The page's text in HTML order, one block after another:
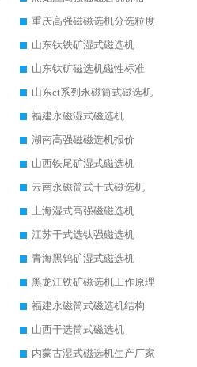
重庆高强磁磁选机分选粒度
山东钛铁矿湿式磁选机
山东钛矿磁选机磁性标准
山东ct系列永磁筒式磁选机
福建永磁湿式磁选机
湖南高强磁磁选机报价
山西铁尾矿湿式磁选机
云南永磁筒式干式磁选机
上海湿式高强磁磁选机
江苏干式选钛强磁选机
青海黑钨矿湿式磁选机
黑龙江铁矿磁选机工作原理
福建永磁筒式磁选机结构
山西干选筒式磁选机
内蒙古湿式磁选机生产厂家